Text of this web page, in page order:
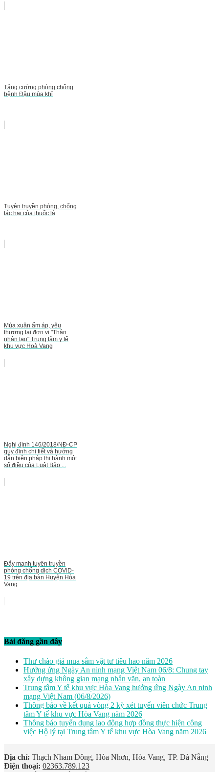
Tăng cường phòng chống
bệnh Đậu mùa khỉ
Tuyên truyền phòng, chống
tác hại của thuốc lá
Mùa xuân ấm áp, yêu
thương tại đơn vị "Thận
nhân tạo" Trung tâm y tế
khu vực Hoà Vang
Nghị định 146/2018/NĐ-CP
quy định chi tiết và hướng
dẫn biện pháp thi hành một
số điều của Luật Bảo ...
Đẩy mạnh tuyên truyền
phòng chống dịch COVID-
19 trên địa bàn Huyện Hòa
Vang
Bài đăng gần đây
Thư chào giá mua sắm vật tư tiêu hao năm 2026
Hưởng ứng Ngày An ninh mạng Việt Nam 06/8: Chung tay
xây dựng không gian mạng nhân văn, an toàn
Trung tâm Y tế khu vực Hòa Vang hưởng ứng Ngày An ninh
mạng Việt Nam (06/8/2026)
Thông báo về kết quả vòng 2 kỳ xét tuyển viên chức Trung
tâm Y tế khu vực Hòa Vang năm 2026
Thông báo tuyển dụng lao động hợp đồng thực hiện công
việc Hộ lý tại Trung tâm Y tế khu vực Hòa Vang năm 2026
Địa chỉ: Thạch Nham Đông, Hòa Nhơn, Hòa Vang, TP. Đà Nẵng
Điện thoại: 02363.789.123